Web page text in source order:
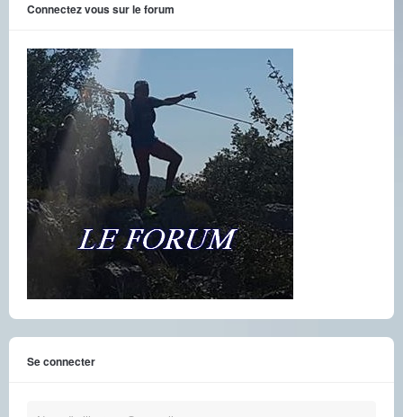
Connectez vous sur le forum
Se connecter